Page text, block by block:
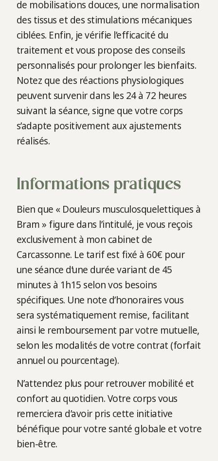
de mobilisations douces, une normalisation
des tissus et des stimulations mécaniques
ciblées. Enfin, je vérifie l’efficacité du
traitement et vous propose des conseils
personnalisés pour prolonger les bienfaits.
Notez que des réactions physiologiques
peuvent survenir dans les 24 à 72 heures
suivant la séance, signe que votre corps
s’adapte positivement aux ajustements
réalisés.
Informations pratiques
Bien que « Douleurs musculosquelettiques à
Bram » figure dans l’intitulé, je vous reçois
exclusivement à mon cabinet de
Carcassonne. Le tarif est fixé à 60€ pour
une séance d’une durée variant de 45
minutes à 1h15 selon vos besoins
spécifiques. Une note d’honoraires vous
sera systématiquement remise, facilitant
ainsi le remboursement par votre mutuelle,
selon les modalités de votre contrat (forfait
annuel ou pourcentage).
N’attendez plus pour retrouver mobilité et
confort au quotidien. Votre corps vous
remerciera d’avoir pris cette initiative
bénéfique pour votre santé globale et votre
bien-être.